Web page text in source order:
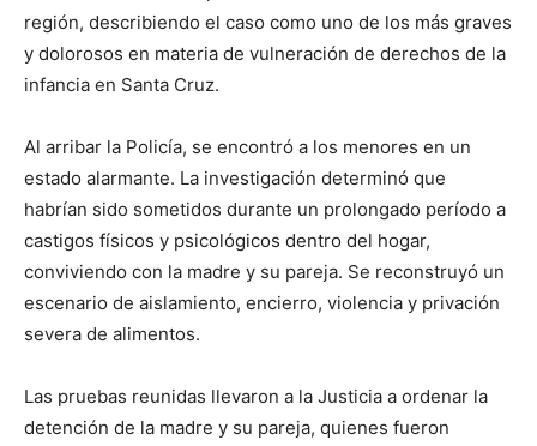
región, describiendo el caso como uno de los más graves
y dolorosos en materia de vulneración de derechos de la
infancia en Santa Cruz.
Al arribar la Policía, se encontró a los menores en un
estado alarmante. La investigación determinó que
habrían sido sometidos durante un prolongado período a
castigos físicos y psicológicos dentro del hogar,
conviviendo con la madre y su pareja. Se reconstruyó un
escenario de aislamiento, encierro, violencia y privación
severa de alimentos.
Las pruebas reunidas llevaron a la Justicia a ordenar la
detención de la madre y su pareja, quienes fueron